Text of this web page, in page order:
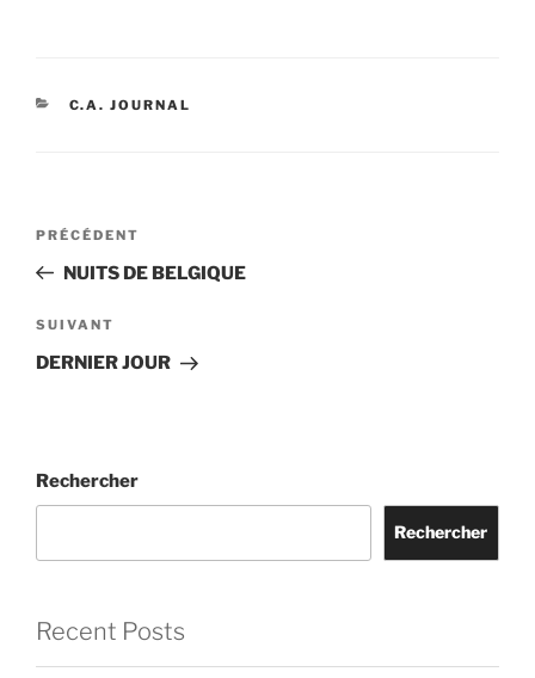
CATÉGORIES
C.A. JOURNAL
Navigation
l’article
Article
précédent
PRÉCÉDENT
NUITS DE BELGIQUE
Article
suivant
SUIVANT
DERNIER JOUR
Rechercher
Rechercher
Recent Posts